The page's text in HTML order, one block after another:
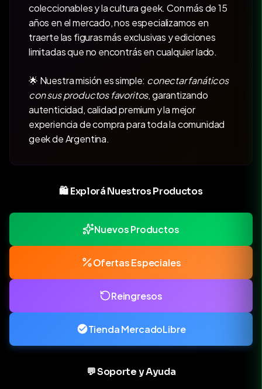
coleccionables y la cultura geek. Con más de 15
años en el mercado, nos especializamos en
traerte las figuras más exclusivas y ediciones
limitadas que no encontrás en cualquier lado.
🌟 Nuestra misión es simple: conectar fanáticos
con sus productos favoritos, garantizando
autenticidad, calidad premium y la mejor
experiencia de compra para toda la comunidad
geek de Argentina.
🛍️ Explorá Nuestros Productos
Nuevos Productos
Ofertas Especiales
Reingresos
Tienda MercadoLibre
💬 Soporte y Ayuda